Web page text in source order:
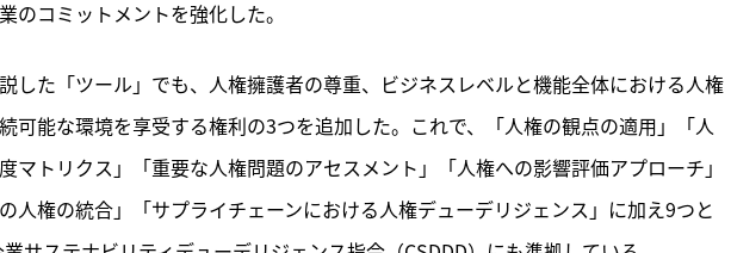
のコミットメントを強化した。
した「ツール」でも、人権擁護者の尊重、ビジネスレベルと機能全体における人権
可能な環境を享受する権利の3つを追加した。これで、「人権の観点の適用」「人
マトリクス」「重要な人権問題のアセスメント」「人権への影響評価アプローチ」
人権の統合」「サプライチェーンにおける人権デューデリジェンス」に加え9つと